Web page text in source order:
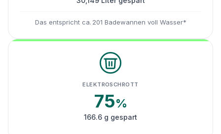
Das entspricht ca. 201 Badewannen voll Wasser*
ELEKTROSCHROTT
75%
166.6 g gespart